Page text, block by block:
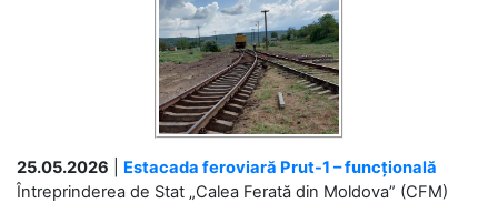
25.05.2026
Estacada feroviară Prut-1 – funcțională
Întreprinderea de Stat „Calea Ferată din Moldova” (CFM)